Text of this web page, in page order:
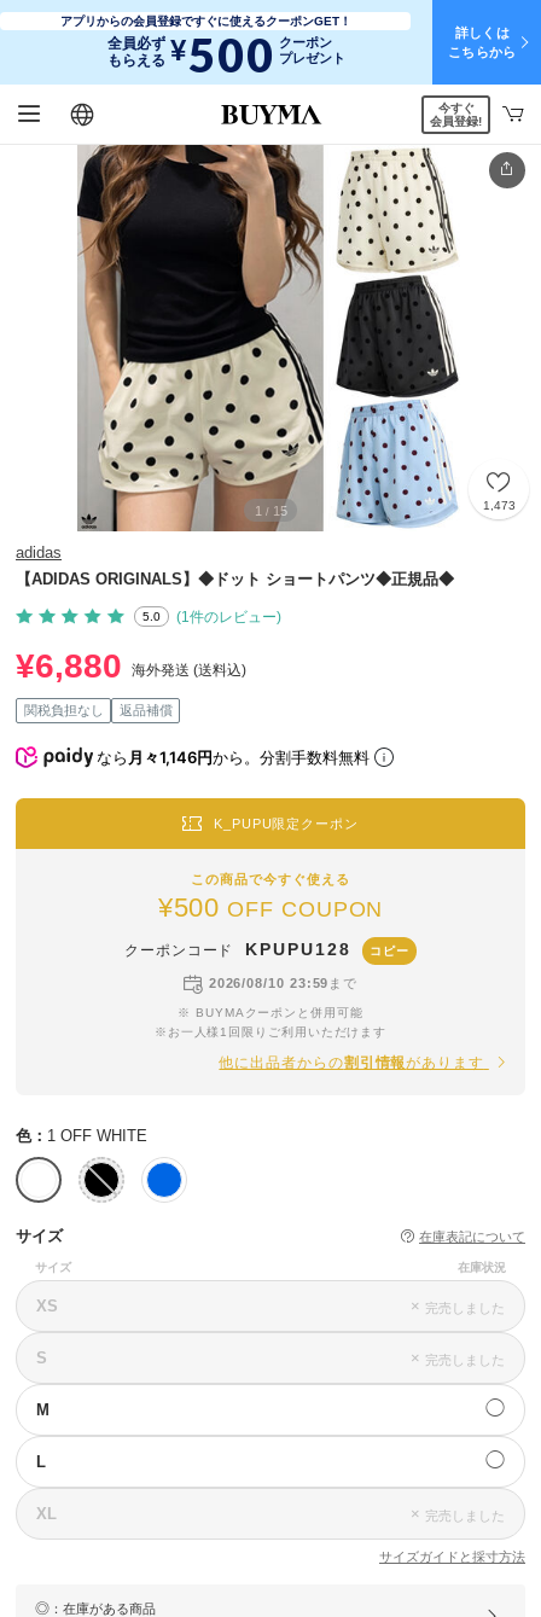
アプリからの会員登録ですぐに使えるクーポンGET！
全員必ず
もらえる ¥500 クーポン
プレゼント
詳しくは
こちらから
日本語
English
简体中文
繁體中文
今すぐ
会員登録!
1 / 15 1,473
adidas
【ADIDAS ORIGINALS】◆ドット ショートパンツ◆正規品◆
5.0 (1件のレビュー)
¥6,880 海外発送 (送料込)
関税負担なし 返品補償
なら 月々1,146円から。分割手数料無料
K_PUPU限定クーポン
この商品で今すぐ使える
¥500 OFF COUPON
クーポンコード KPUPU128 コピー
2026/08/10 23:59 まで
※ BUYMAクーポンと併用可能
※お一人様1回限りご利用いただけます
他に出品者からの割引情報があります
色： 1 OFF WHITE
サイズ 在庫表記について
サイズ 在庫状況
XS × 完売しました
S × 完売しました
M ◯
L ◯
XL × 完売しました
サイズガイドと採寸方法
◎ ：在庫がある商品